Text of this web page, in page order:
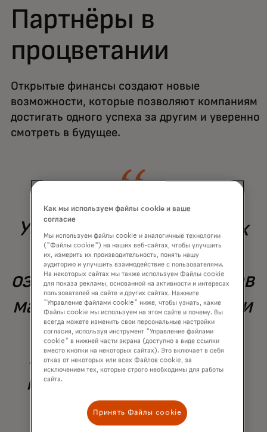
Партнёры в
процветании
Открытые финансы создают новые
возможности, которые позволяют компаниям
достигать одного успеха за другим и уверенно
смотреть в будущее.
Устранение финансовых
препятствий и
ознакомление владельцев
малого бизнеса с новыми
возможностями
привлечения капитала
может способствовать
развитию
Как мы используем файлы cookie и ваше
согласие
Мы используем файлы cookie и аналогичные технологии
("Файлы cookie") на наших веб-сайтах, чтобы улучшить
их, измерить их производительность, понять нашу
аудиторию и улучшить взаимодействие с пользователями.
На некоторых сайтах мы также используем Файлы cookie
для показа рекламы, основанной на активности и интересах
пользователей на сайте и других сайтах. Нажмите
"Управление файлами cookie" ниже, чтобы узнать, какие
Файлы cookie мы используем на этом сайте и почему. Вы
всегда можете изменить свои персональные настройки
согласия, используя инструмент "Управление файлами
cookie" в нижней части экрана (доступно в виде ссылки
вместо кнопки на некоторых сайтах). Это включает в себя
отказ от некоторых или всех Файлов cookie, за
исключением тех, которые строго необходимы для работы
сайта.
Принять Файлы cookie